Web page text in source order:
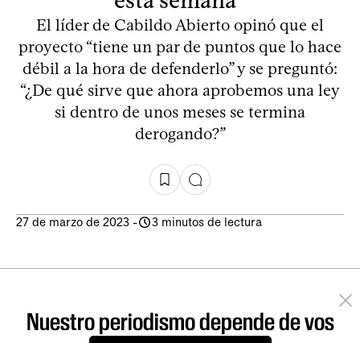
El líder de Cabildo Abierto opinó que el
proyecto “tiene un par de puntos que lo hace
débil a la hora de defenderlo” y se preguntó:
“¿De qué sirve que ahora aprobemos una ley
si dentro de unos meses se termina
derogando?”
27 de marzo de 2023 - 3 minutos de lectura
Nuestro periodismo depende de vos